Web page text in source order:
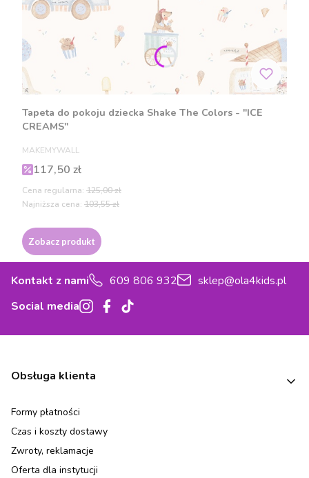
Tapeta do pokoju dziecka Shake The Colors - "ICE
CREAMS"
PRODUCENT
MAKEMYWALL
Cena promocyjna
117,50 zł
Cena regularna: 125,00 zł
Najniższa cena: 103,55 zł
Zobacz produkt
Kontakt z nami 609 806 932
sklep@ola4kids.pl
Social media
Linki w stopce
Obsługa klienta
Formy płatności
Czas i koszty dostawy
Zwroty, reklamacje
Oferta dla instytucji